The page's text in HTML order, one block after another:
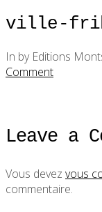
ville-
In by Editions
Comment
Leave a
Vous devez vous
commentaire.